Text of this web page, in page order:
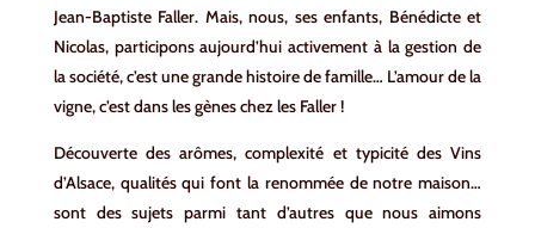
Jean-Baptiste Faller. Mais, nous, ses enfants, Bénédicte et
Nicolas, participons aujourd’hui activement à la gestion de
la société, c’est une grande histoire de famille… L’amour de la
vigne, c’est dans les gènes chez les Faller !
Découverte des arômes, complexité et typicité des Vins
d’Alsace, qualités qui font la renommée de notre maison…
sont des sujets parmi tant d’autres que nous aimons